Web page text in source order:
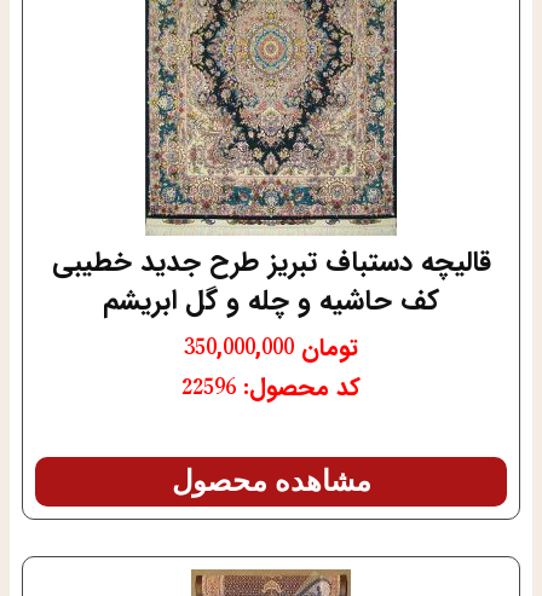
قالیچه دستباف تبریز طرح جدید خطیبی
کف حاشیه و چله و گل ابریشم
تومان
کد محصول: 22596
مشاهده محصول